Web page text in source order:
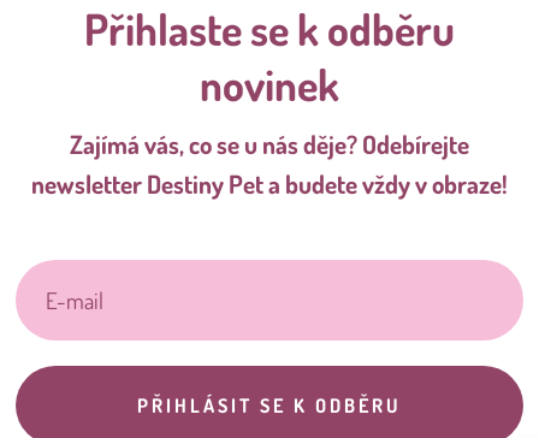
Přihlaste se k odběru
novinek
Zajímá vás, co se u nás děje? Odebírejte
newsletter Destiny Pet a budete vždy v obraze!
PŘIHLÁSIT SE K ODBĚRU